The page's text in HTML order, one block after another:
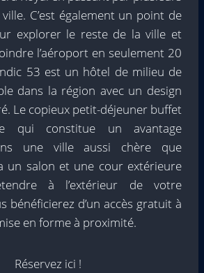
C’est également un point de
explorer le reste de la ville et
l’aéroport en seulement 20
53 est un hôtel de milieu de
dans la région avec un design
Le copieux petit-déjeuner buffet
qui constitue un avantage
une ville aussi chère que
un salon et une cour extérieure
à l’extérieur de votre
bénéficierez d’un accès gratuit à
en forme à proximité.
Réservez ici !